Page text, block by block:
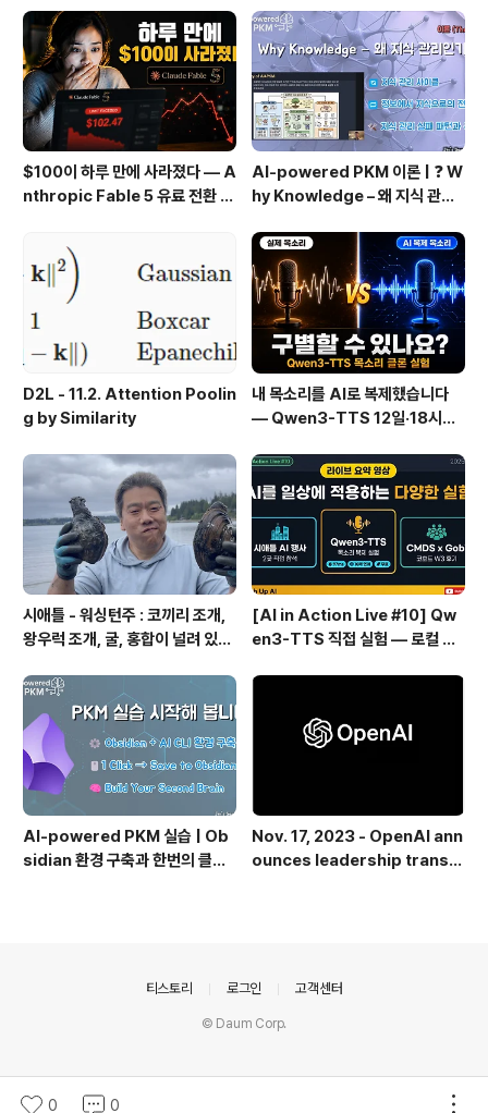
지 판단하는 기준 * AI 활용법만 익히면 타 주 법인 라이센
스 갱신도 문제없이 * 주소 변경이 있을 때 메뉴에서 어디
를 눌러야 ..
$100이 하루 만에 사라졌다 — A
nthropic Fable 5 유료 전환 사
AI-powered PKM 이론 | ❓ W
hy Knowledge – 왜 지식 관리
보에서 지식으로의 전환, 🛠️ 지식
관리 실패 패턴과 극복
D2L - 11.2. Attention Poolin
g by Similarity
내 목소리를 AI로 복제했습니다
— Qwen3-TTS 12일·18시간
시애틀 - 워싱턴주 : 코끼리 조개,
왕우럭 조개, 굴, 홍합이 널려 있는
[AI in Action Live #10] Qw
en3-TTS 직접 실험 — 로컬 설
AI-powered PKM 실습 | Ob
sidian 환경 구축과 한번의 클릭
Nov. 17, 2023 - OpenAI ann
ounces leadership transiti
0 0
티스토리 로그인 고객센터
© Daum Corp.